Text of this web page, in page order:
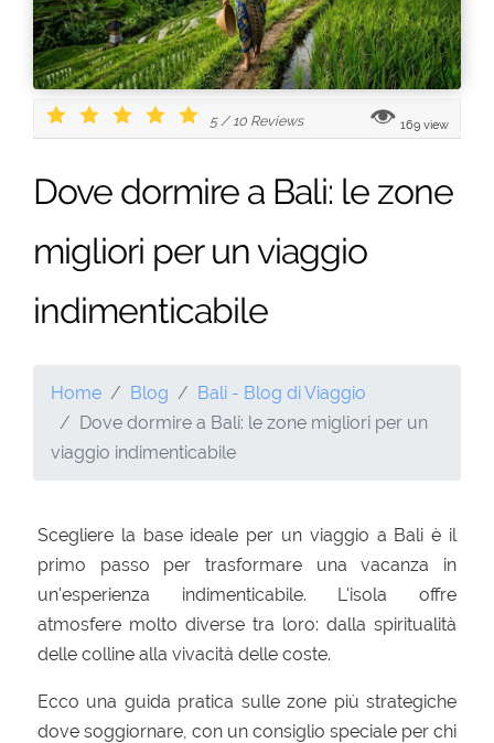
5/ 10 Reviews 169 view
Dove dormire a Bali: le zone
migliori per un viaggio
indimenticabile
Home Blog
Bali - Blog di Viaggio
Dove dormire a Bali: le zone migliori per un
viaggio indimenticabile
Scegliere la base ideale per un viaggio a Bali è il
primo passo per trasformare una vacanza in
un'esperienza indimenticabile. L'isola offre
atmosfere molto diverse tra loro: dalla spiritualità
delle colline alla vivacità delle coste.
Ecco una guida pratica sulle zone più strategiche
dove soggiornare, con un consiglio speciale per chi